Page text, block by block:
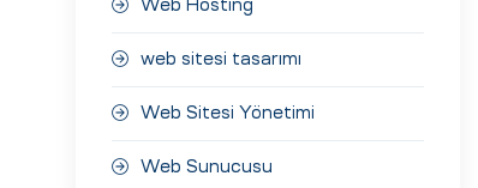
Web Hosting
web sitesi tasarımı
Web Sitesi Yönetimi
Web Sunucusu